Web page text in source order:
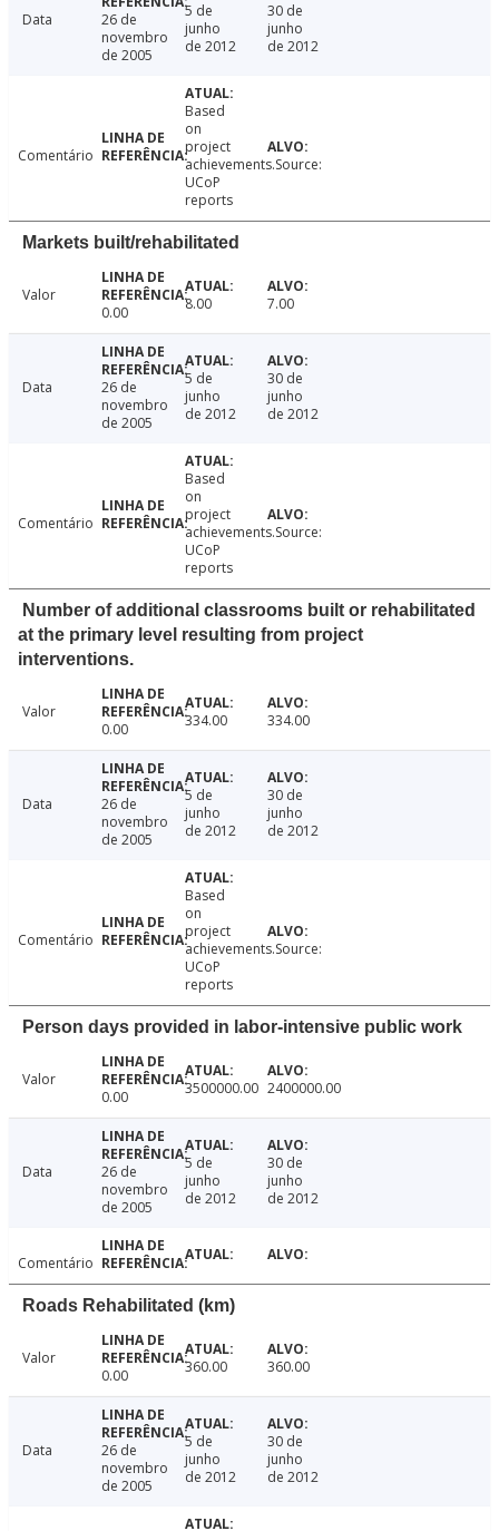
Data
26 de
novembro
de 2005
5 de
junho
de 2012
30 de
junho
de 2012
Comentário
Based
on
project
achievements.Source:
UCoP
reports
Markets built/rehabilitated
Valor
0.00
8.00 7.00
Data
26 de
novembro
de 2005
5 de
junho
de 2012
30 de
junho
de 2012
Comentário
Based
on
project
achievements.Source:
UCoP
reports
Number of additional classrooms built or rehabilitated
at the primary level resulting from project
interventions.
Valor
0.00
334.00 334.00
Data
26 de
novembro
de 2005
5 de
junho
de 2012
30 de
junho
de 2012
Comentário
Based
on
project
achievements.Source:
UCoP
reports
Person days provided in labor-intensive public work
Valor
0.00
3500000.00 2400000.00
Data
26 de
novembro
de 2005
5 de
junho
de 2012
30 de
junho
de 2012
Comentário
Roads Rehabilitated (km)
Valor
0.00
360.00 360.00
Data
26 de
novembro
de 2005
5 de
junho
de 2012
30 de
junho
de 2012